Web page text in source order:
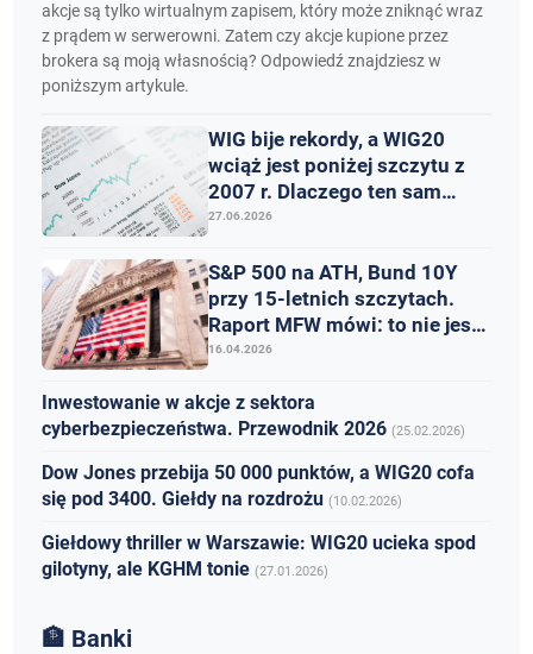
akcje są tylko wirtualnym zapisem, który może zniknąć wraz
z prądem w serwerowni. Zatem czy akcje kupione przez
brokera są moją własnością? Odpowiedź znajdziesz w
poniższym artykule.
WIG bije rekordy, a WIG20
wciąż jest poniżej szczytu z
2007 r. Dlaczego ten sam
rynek daje dwa różne wnioski
27.06.2026
S&P 500 na ATH, Bund 10Y
przy 15-letnich szczytach.
Raport MFW mówi: to nie jest
spokój
16.04.2026
Inwestowanie w akcje z sektora
cyberbezpieczeństwa. Przewodnik 2026(25.02.2026)
Dow Jones przebija 50 000 punktów, a WIG20 cofa
się pod 3400. Giełdy na rozdrożu(10.02.2026)
Giełdowy thriller w Warszawie: WIG20 ucieka spod
gilotyny, ale KGHM tonie(27.01.2026)
🏦 Banki